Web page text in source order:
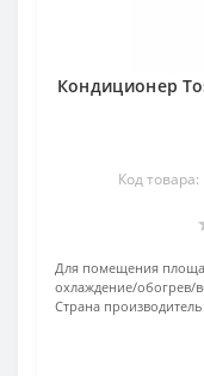
Кондиционер
Код товара:
Для помещения
охлаждение/обогрев/
Страна производитель: